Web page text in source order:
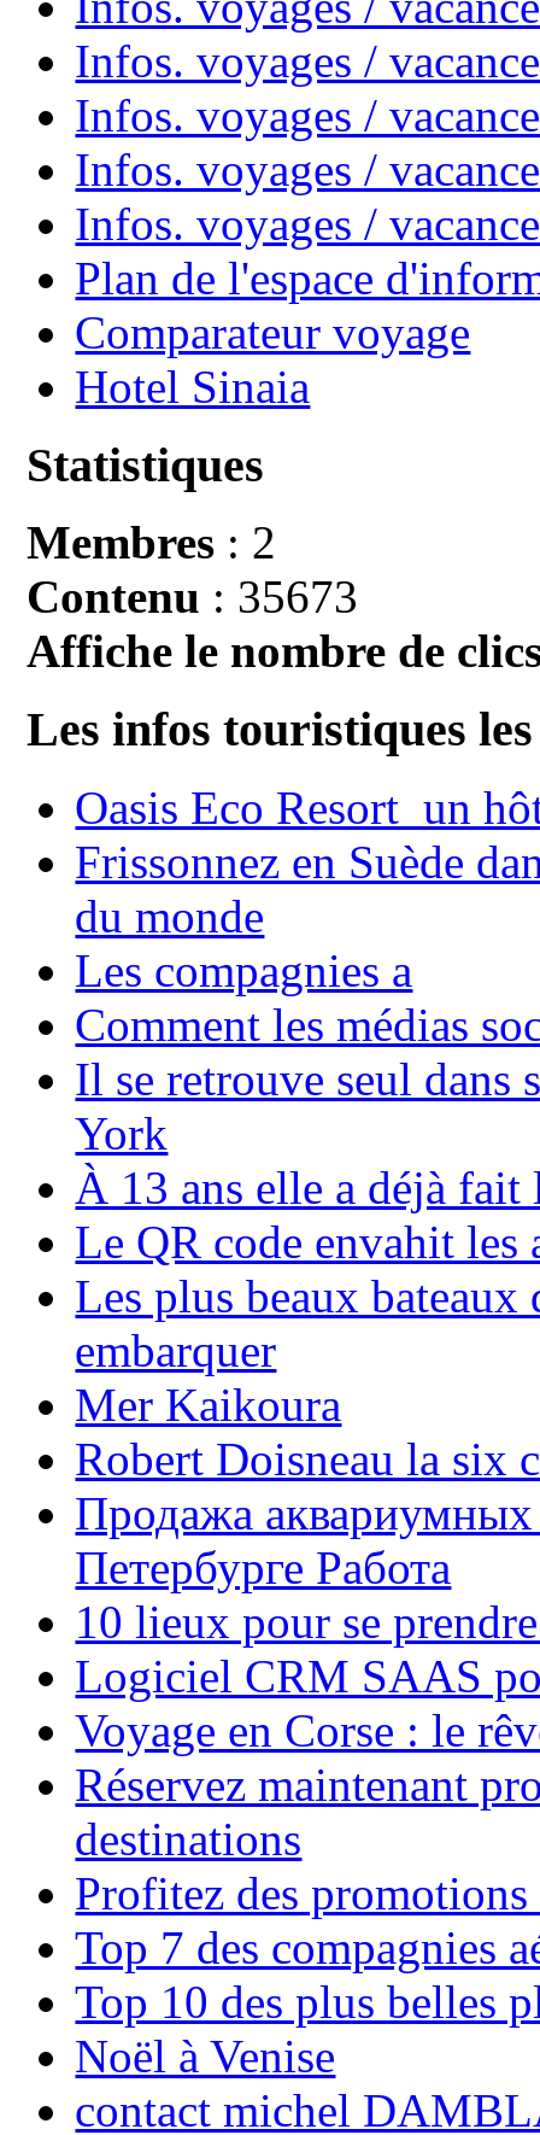
Infos. voyages /
Infos. voyages /
Infos. voyages /
Infos. voyages /
Plan de l'espace
Comparateur voyage
Hotel Sinaia
Statistiques
Membres : 2
Contenu : 35673
Affiche le nombre de
Les infos touristiques
Oasis Eco Resort un
Frissonnez en Suède
du monde
Les compagnies a
Comment les médias
Il se retrouve seul dans
York
À 13 ans elle a déjà
Le QR code envahit les
Les plus beaux bateaux
embarquer
Mer Kaikoura
Robert Doisneau la six
Продажа аквариумных
Петербурге Работа
10 lieux pour se
Logiciel CRM SAAS
Voyage en Corse : le
Réservez maintenant
destinations
Profitez des
Top 7 des compagnies
Top 10 des plus belles
Noël à Venise
contact michel